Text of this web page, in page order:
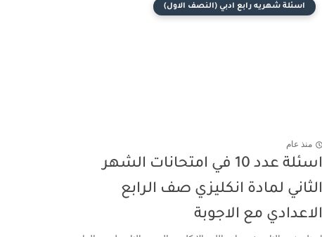
اسئلة شهريه رابع ادبي (النصف الاول)
منذ عام
اسئلة عدد 10 في امتحانات الشهر
الثاني لمادة انكليزي صف الرابع
الاعدادي مع الاجوبة